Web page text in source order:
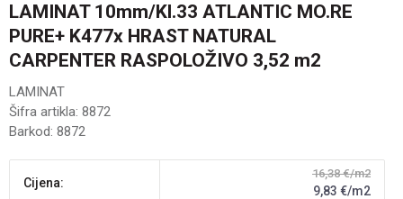
LAMINAT 10mm/Kl.33 ATLANTIC MO.RE
PURE+ K477x HRAST NATURAL
CARPENTER RASPOLOŽIVO 3,52 m2
LAMINAT
Šifra artikla: 8872
Barkod: 8872
Cijena:
16,38 €/m2
9,83 €/m2